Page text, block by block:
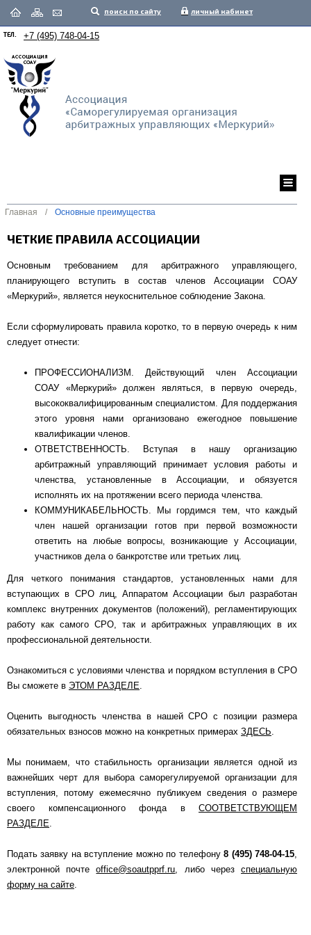
поиск по сайту личный кабинет
ТЕЛ. +7 (495) 748-04-15
Главная / Основные преимущества
ЧЕТКИЕ ПРАВИЛА АССОЦИАЦИИ
Основным требованием для арбитражного управляющего,
планирующего вступить в состав членов Ассоциации СОАУ
«Меркурий», является неукоснительное соблюдение Закона.
Если сформулировать правила коротко, то в первую очередь к ним
следует отнести:
ПРОФЕССИОНАЛИЗМ. Действующий член Ассоциации
СОАУ «Меркурий» должен являться, в первую очередь,
высококвалифицированным специалистом. Для поддержания
этого уровня нами организовано ежегодное повышение
квалификации членов.
ОТВЕТСТВЕННОСТЬ. Вступая в нашу организацию
арбитражный управляющий принимает условия работы и
членства, установленные в Ассоциации, и обязуется
исполнять их на протяжении всего периода членства.
КОММУНИКАБЕЛЬНОСТЬ. Мы гордимся тем, что каждый
член нашей организации готов при первой возможности
ответить на любые вопросы, возникающие у Ассоциации,
участников дела о банкротстве или третьих лиц.
Для четкого понимания стандартов, установленных нами для
вступающих в СРО лиц, Аппаратом Ассоциации был разработан
комплекс внутренних документов (положений), регламентирующих
работу как самого СРО, так и арбитражных управляющих в их
профессиональной деятельности.
Ознакомиться с условиями членства и порядком вступления в СРО
Вы сможете в ЭТОМ РАЗДЕЛЕ.
Оценить выгодность членства в нашей СРО с позиции размера
обязательных взносов можно на конкретных примерах ЗДЕСЬ.
Мы понимаем, что стабильность организации является одной из
важнейших черт для выбора саморегулируемой организации для
вступления, потому ежемесячно публикуем сведения о размере
своего компенсационного фонда в СООТВЕТСТВУЮЩЕМ
РАЗДЕЛЕ.
Подать заявку на вступление можно по телефону8 (495) 748-04-15,
электронной почтеoffice@soautpprf.ru, либо черезспециальную
форму на сайте.